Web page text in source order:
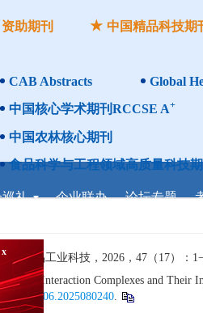
助期刊
中国精品科技期
CAB Abstracts Global
中国核心学术期刊RCCSE A+
中国农林核心期刊
食品科学与工程领域高质量科技
礼 企业联办 论坛专题
食品工业科技，2026，47（17）：
Interaction Complexes and Their
0306.2025080240.